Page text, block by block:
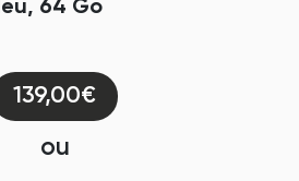
64 Go
139,00€
ou